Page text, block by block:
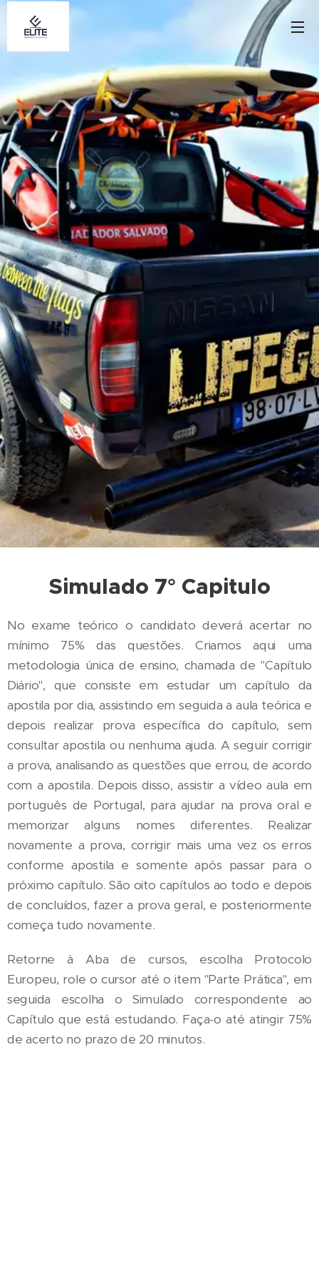
Simulado 7° Capitulo
No exame teórico o candidato deverá acertar no
mínimo 75% das questões. Criamos aqui uma
metodologia única de ensino, chamada de "Capítulo
Diário", que consiste em estudar um capítulo da
apostila por dia, assistindo em seguida a aula teórica e
depois realizar prova específica do capítulo, sem
consultar apostila ou nenhuma ajuda. A seguir corrigir
a prova, analisando as questões que errou, de acordo
com a apostila. Depois disso, assistir a vídeo aula em
português de Portugal, para ajudar na prova oral e
memorizar alguns nomes diferentes. Realizar
novamente a prova, corrigir mais uma vez os erros
conforme apostila e somente após passar para o
próximo capítulo. São oito capítulos ao todo e depois
de concluídos, fazer a prova geral, e posteriormente
começa tudo novamente.
Retorne à Aba de cursos, escolha Protocolo
Europeu, role o cursor até o item "Parte Prática", em
seguida escolha o Simulado correspondente ao
Capítulo que está estudando. Faça-o até atingir 75%
de acerto no prazo de 20 minutos.